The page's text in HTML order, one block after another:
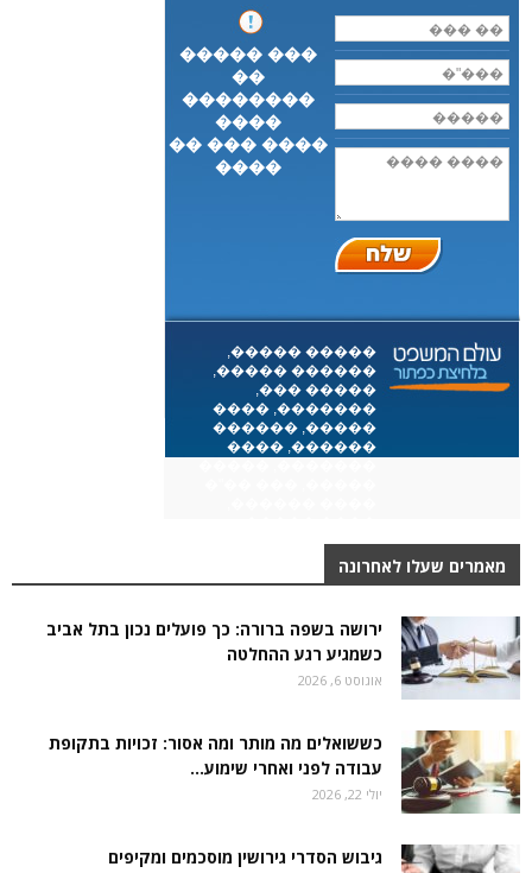
מאמרים שעלו לאחרונה
ירושה בשפה ברורה: כך פועלים נכון בתל אביב
כשמגיע רגע ההחלטה
אוגוסט 6, 2026
כששואלים מה מותר ומה אסור: זכויות בתקופת
עבודה לפני ואחרי שימוע...
יולי 22, 2026
גיבוש הסדרי גירושין מוסכמים ומקיפים